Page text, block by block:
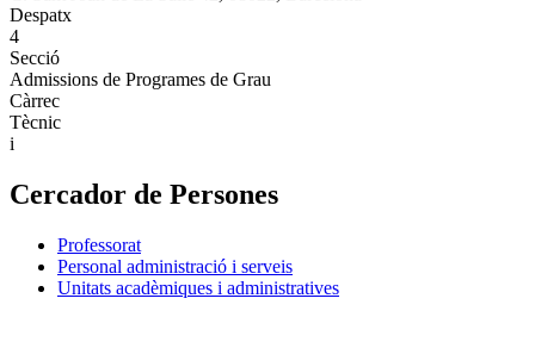
Despatx
4
Secció
Admissions de Programes de Grau
Càrrec
Tècnic
i
Cercador de Persones
Professorat
Personal administració i serveis
Unitats acadèmiques i administratives